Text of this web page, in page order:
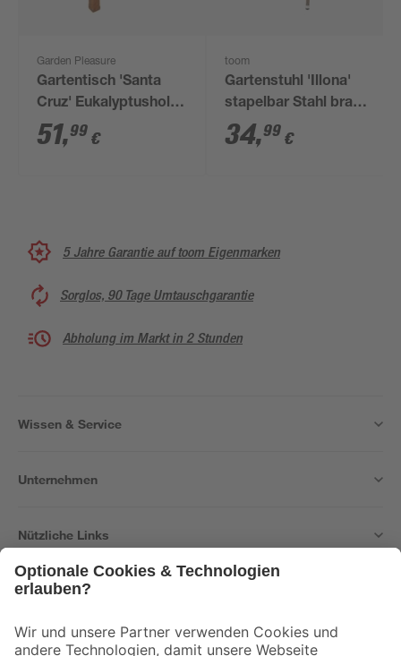
Garden Pleasure
Gartentisch 'Santa
Cruz' Eukalyptusholz
50 x 35 x 50 cm
51,99 €
toom
Gartenstuhl 'Illona'
stapelbar Stahl braun
55 x 94 x 63 cm
34,99 €
5 Jahre Garantie auf toom Eigenmarken
Sorglos, 90 Tage Umtauschgarantie
Abholung im Markt in 2 Stunden
Wissen & Service
Unternehmen
Nützliche Links
Der toom Newsletter: Keine Angebote und Aktionen mehr verpassen!